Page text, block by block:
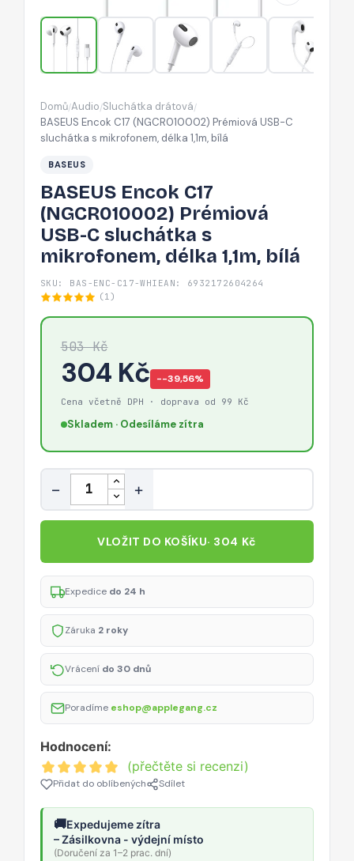
C
sluchátka
s
mikrofonem,
1,1m,
bílá
Domů/Audio/Sluchátka drátová/
BASEUS Encok C17 (NGCR010002) Prémiová USB-C
sluchátka s mikrofonem, délka 1,1m, bílá
BASEUS
BASEUS Encok C17
(NGCR010002) Prémiová
USB-C sluchátka s
mikrofonem, délka 1,1m, bílá
SKU: BAS-ENC-C17-WHI EAN: 6932172604264
(1)
503 Kč
304 Kč −-39,56%
Cena včetně DPH · doprava od 99 Kč
Skladem · Odesíláme zítra
Množství
− +
VLOŽIT DO KOŠÍKU· 304 Kč
Expedice do 24 h
Záruka 2 roky
Vrácení do 30 dnů
Poradíme eshop@applegang.cz
Hodnocení:
(přečtěte si recenzi)
Přidat do oblíbených Sdílet
🚚Expedujeme zítra
– Zásilkovna - výdejní místo
(Doručení za 1–2 prac. dní)